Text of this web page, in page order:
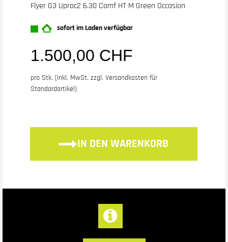
Flyer G3 Uproc2 6.30 Comf HT M Green Occasion
sofort im Laden verfügbar
1.500,00 CHF
pro Stk. (inkl. MwSt. zzgl. Versandkosten für
Standardartikel)
IN DEN WARENKORB